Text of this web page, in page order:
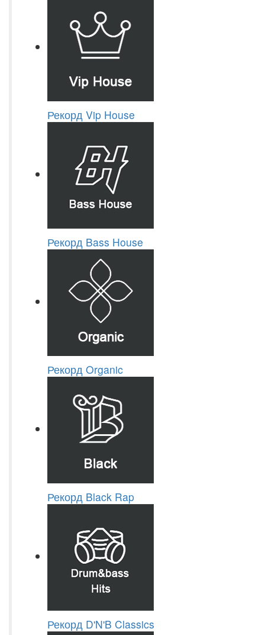
Рекорд Vip House
Рекорд Bass House
Рекорд Organic
Рекорд Black Rap
Рекорд D'N'B Classics